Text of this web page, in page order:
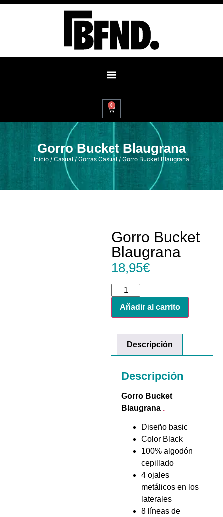
0
Gorro Bucket Blaugrana
Inicio / Casual /Gorras Casual / Gorro Bucket Blaugrana
Gorro Bucket
Blaugrana
18,95€
Añadir al carrito
Descripción
Descripción
Gorro Bucket
Blaugrana .
Diseño basic
Color Black
100% algodón
cepillado
4 ojales
metálicos en los
laterales
8 líneas de